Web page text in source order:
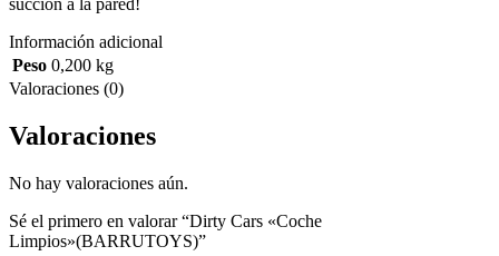
Información adicional
Peso 0,200 kg
Valoraciones (0)
Valoraciones
No hay valoraciones aún.
Sé el primero en valorar “Dirty Cars «Coche
Limpios»(BARRUTOYS)”